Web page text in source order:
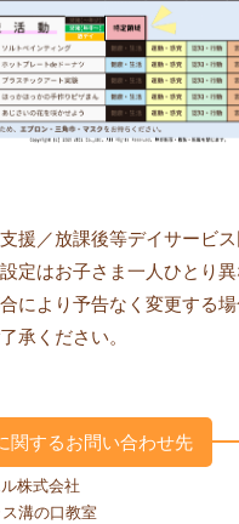
援／放課後等デイサービス
定はお子さま一人ひとり異
より予告なく変更する場
承ください。
関するお問い合わせ先
株式会社
溝の口教室